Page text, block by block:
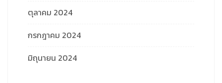
ตุลาคม 2024
กรกฎาคม 2024
มิถุนายน 2024